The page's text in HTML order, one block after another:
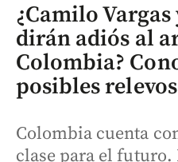
¿Camilo
dirán adiós al
Colombia?
posibles
Colombia cuenta
clase para el futuro.